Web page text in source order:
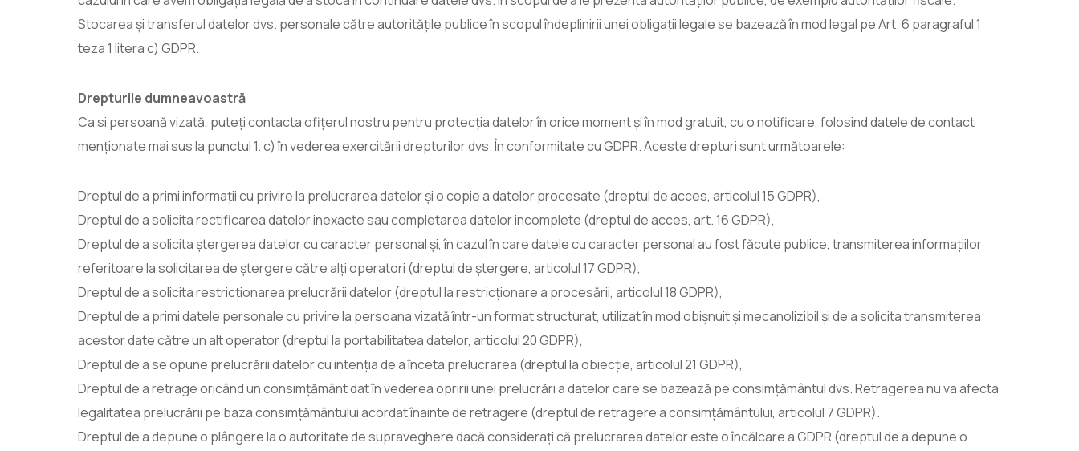
Stocarea și transferul datelor dvs. personale către autoritățile publice în scopul îndeplinirii unei obligații legale se bazează în mod legal pe Art. 6 paragraful 1
teza 1 litera c) GDPR.
Drepturile dumneavoastră
Ca si persoană vizată, puteți contacta ofițerul nostru pentru protecția datelor în orice moment și în mod gratuit, cu o notificare, folosind datele de contact
menționate mai sus la punctul 1. c) în vederea exercitării drepturilor dvs. În conformitate cu GDPR. Aceste drepturi sunt următoarele:
Dreptul de a primi informații cu privire la prelucrarea datelor și o copie a datelor procesate (dreptul de acces, articolul 15 GDPR),
Dreptul de a solicita rectificarea datelor inexacte sau completarea datelor incomplete (dreptul de acces, art. 16 GDPR),
Dreptul de a solicita ștergerea datelor cu caracter personal și, în cazul în care datele cu caracter personal au fost făcute publice, transmiterea informațiilor
referitoare la solicitarea de ștergere către alți operatori (dreptul de ștergere, articolul 17 GDPR),
Dreptul de a solicita restricționarea prelucrării datelor (dreptul la restricționare a procesării, articolul 18 GDPR),
Dreptul de a primi datele personale cu privire la persoana vizată într-un format structurat, utilizat în mod obișnuit și mecanolizibil și de a solicita transmiterea
acestor date către un alt operator (dreptul la portabilitatea datelor, articolul 20 GDPR),
Dreptul de a se opune prelucrării datelor cu intenția de a înceta prelucrarea (dreptul la obiecție, articolul 21 GDPR),
Dreptul de a retrage oricând un consimțământ dat în vederea opririi unei prelucrări a datelor care se bazează pe consimțământul dvs. Retragerea nu va afecta
legalitatea prelucrării pe baza consimțământului acordat înainte de retragere (dreptul de retragere a consimțământului, articolul 7 GDPR).
Dreptul de a depune o plângere la o autoritate de supraveghere dacă considerați că prelucrarea datelor este o încălcare a GDPR (dreptul de a depune o